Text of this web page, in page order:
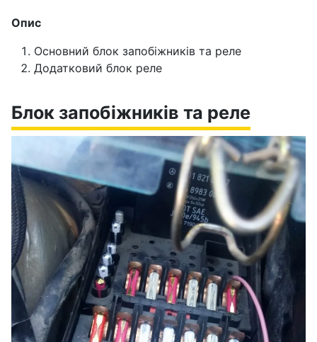
Опис
Основний блок запобіжників та реле
Додатковий блок реле
Блок запобіжників та реле